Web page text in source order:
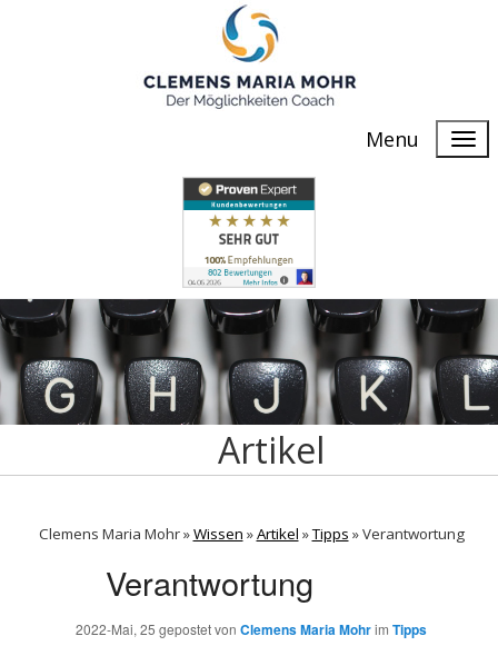
Menu
Artikel
Clemens Maria Mohr »Wissen »Artikel »Tipps »Verantwortung
Verantwortung
2022-Mai, 25 gepostet von Clemens Maria Mohrim Tipps